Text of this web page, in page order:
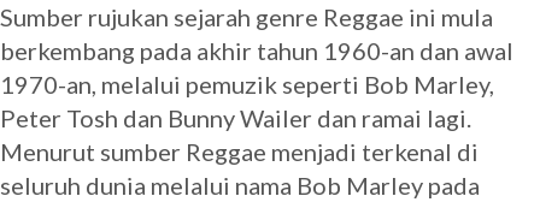
Sumber rujukan sejarah genre Reggae ini mula
berkembang pada akhir tahun 1960-an dan awal
1970-an, melalui pemuzik seperti Bob Marley,
Peter Tosh dan Bunny Wailer dan ramai lagi.
Menurut sumber Reggae menjadi terkenal di
seluruh dunia melalui nama Bob Marley pada